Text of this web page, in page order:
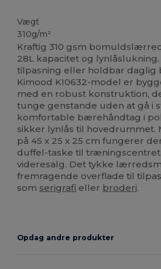
Vægt
310g/m²
Kraftig 310 gsm
28L kapacitet og
tilpasning eller holdbar daglig
Kimood KI0632-model er
med en robust konstruktion,
tunge genstande uden at gå i
komfortable bærehåndtag i
sikker lynlås til hovedrummet.
på 45 x 25 x 25 cm fungerer
duffel-taske til
videresalg. Det tykke
fremragende overflade til
som serigrafi eller broderi.
Opdag andre produkter